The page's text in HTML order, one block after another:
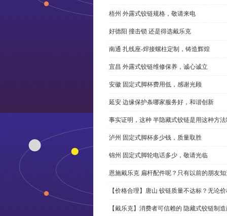
梧州 外露式铰链规格，敬请来电
好德阳 撞击锁 还是得选戴乐克
南通 扎线座-焊接螺柱定制，铸造辉煌
宜昌 外露式铰链维修保养，诚心诚立
安徽 固定式脚杯费用低，感谢光顾
延安 边缘保护条哪家服务好，和谐创新
事实证明，这种 半隐藏式铰链是用这种方
泸州 固定式脚杯多少钱，质量取胜
锦州 固定式脚轮电话多少，敬请光临
恩施戴乐克 扁杆配件呢？只有以前的朋友
【价格合理】唐山 铰链质量不达标？无论
【戴乐克】消费者可信赖的 隐藏式铰链制